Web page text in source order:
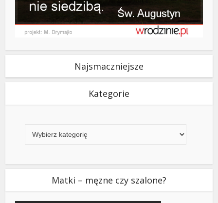
Najsmaczniejsze
Kategorie
Matki – męzne czy szalone?